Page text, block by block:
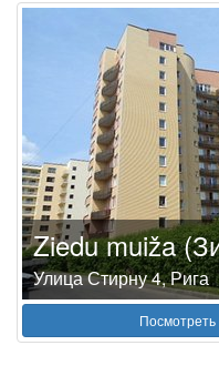
Ziedu muiža
Улица Стирну 4, Рига